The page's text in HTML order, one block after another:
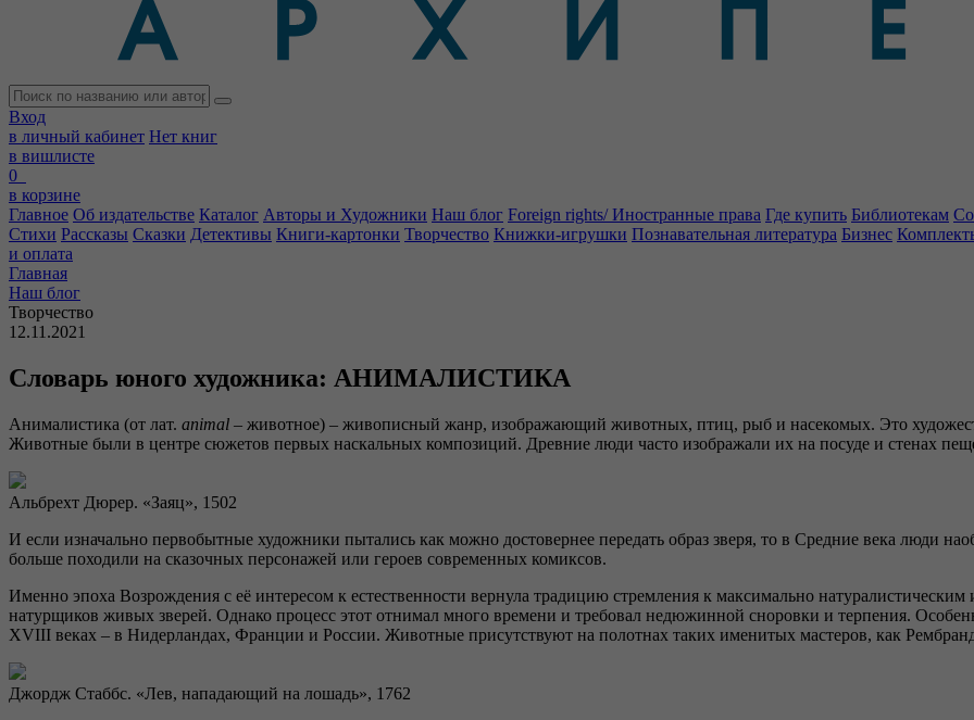
Вход
в личный кабинет Нет книг
в вишлисте
0
в корзине
Главное Об издательстве Каталог Авторы и Художники Наш блог Foreign rights/ Иностранные права Где купить Библиотекам
Стихи Рассказы Сказки Детективы Книги-картонки Творчество Книжки-игрушки Познавательная литература Бизнес
и оплата
Главная
Наш блог
Творчество
12.11.2021
Словарь юного художника: АНИМАЛИСТИКА
Анималистика (от лат. animal – животное) – живописный жанр, изображающий животных, птиц, рыб и насекомых. Это
Животные были в центре сюжетов первых наскальных композиций. Древние люди часто изображали их на посуде и стенах
Альбрехт Дюрер. «Заяц», 1502
И если изначально первобытные художники пытались как можно достовернее передать образ зверя, то в Средние века люди
больше походили на сказочных персонажей или героев современных комиксов.
Именно эпоха Возрождения с её интересом к естественности вернула традицию стремления к максимально
натурщиков живых зверей. Однако процесс этот отнимал много времени и требовал недюжинной сноровки и терпения.
XVIII веках – в Нидерландах, Франции и России. Животные присутствуют на полотнах таких именитых мастеров, как
Джордж Стаббс. «Лев, нападающий на лошадь», 1762